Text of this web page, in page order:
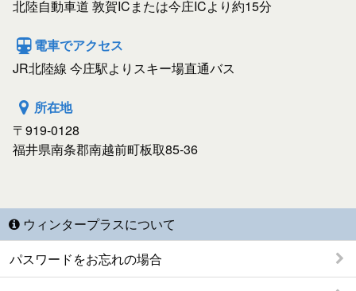
北陸自動車道 敦賀ICまたは今庄ICより約15分
電車でアクセス
JR北陸線 今庄駅よりスキー場直通バス
所在地
〒919-0128
福井県南条郡南越前町板取85-36
ウィンタープラスについて
パスワードをお忘れの場合